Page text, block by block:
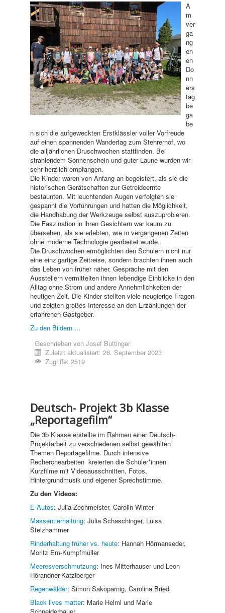
A
m
ver
ga
ng
en
en
Do
nn
ers
tag
be
ga
be
n sich die aufgeweckten Erstklässler voller Vorfreude
auf einen spannenden Wandertag zum Stehrerhof, wo
die alljährlichen Druschwochen stattfinden. Bei
strahlendem Sonnenschein und guter Laune wurden wir
sehr herzlich empfangen.
Die Kinder waren von Anfang an begeistert, als sie die
historischen Gerätschaften zur Getreideernte
bestaunten. Mit leuchtenden Augen verfolgten sie
gespannt die Vorführungen und hatten die Möglichkeit,
die Handhabung der Werkzeuge selbst auszuprobieren.
Die Faszination in ihren Gesichtern war kaum zu
übersehen, als sie erlebten, wie in vergangenen Zeiten
ohne moderne Technologie gearbeitet wurde.
Die Druschwochen ermöglichten den Schülern nicht nur
eine einzigartige Zeitreise, sondern brachten ihnen auch
das Leben von früher näher. Gespräche mit den
Ausstellern vermittelten ihnen lebendige Einblicke in den
Alltag ohne Strom und andere Annehmlichkeiten der
heutigen Zeit. Die Kinder stellten viele neugierige Fragen
und zeigten großes Interesse an den Erzählungen der
erfahrenen Gastgeber.
Zu den Bildern ...
Geschrieben von Josef Buttinger
Zuletzt aktualisiert: 26. September 2023
Zugriffe: 2519
Deutsch- Projekt 3b Klasse
„Reportagefilm“
Die 3b Klasse erstellte im Rahmen einer Deutsch-
Projektarbeit zu verschiedenen selbst gewählten
Themen Reportagefilme. Durch intensive
Recherchearbeiten kreierten die Schüler*innen
Kurzfilme mit Videoausschnitten, Fotos,
Hintergrundmusik und eigener Sprechstimme.
Zu den Videos:
E-Autos: Julia Zechmeister, Carolin Winter
Massentierhaltung: Julia Schaschinger, Luisa
Stelzhammer
Rinderhaltung früher vs. heute: Hannah Hörmanseder,
Moritz Em-Kumpfmüller
Meeresverschmutzung: Ines Mitterhauser und Leon
Hörandner-Katzlberger
Regenwälder: Simon Sakoparnig, Carolina Briedl
Black lives matter: Marie Helml und Marie